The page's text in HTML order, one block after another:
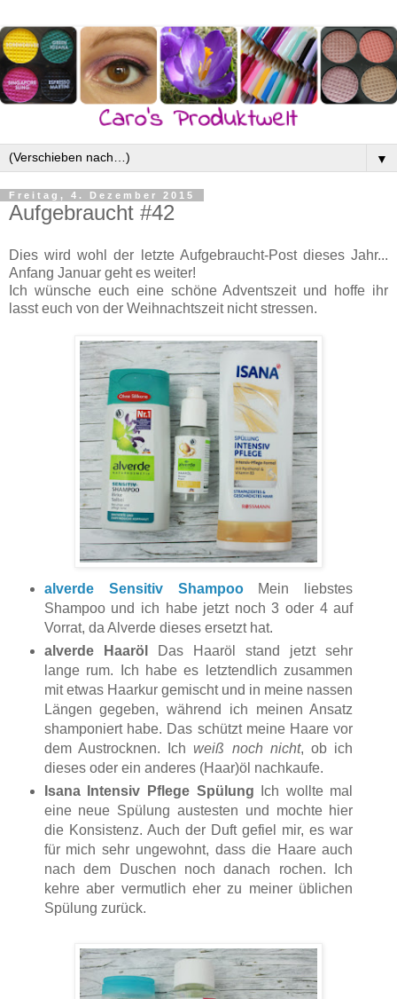
▼
Freitag, 4. Dezember 2015
Aufgebraucht #42
Dies wird wohl der letzte Aufgebraucht-Post dieses Jahr...
Anfang Januar geht es weiter!
Ich wünsche euch eine schöne Adventszeit und hoffe ihr
lasst euch von der Weihnachtszeit nicht stressen.
alverde Sensitiv ShampooMein liebstes
Shampoo und ich habe jetzt noch 3 oder 4 auf
Vorrat, da Alverde dieses ersetzt hat.
alverde Haaröl
Das Haaröl stand jetzt sehr
lange rum. Ich habe es letztendlich zusammen
mit etwas Haarkur gemischt und in meine nassen
Längen gegeben, während ich meinen Ansatz
shamponiert habe. Das schützt meine Haare vor
dem Austrocknen. Ichweiß noch nicht, ob ich
dieses oder ein anderes (Haar)öl nachkaufe.
Isana Intensiv Pflege Spülung Ich wollte mal
eine neue Spülung austesten und mochte hier
die Konsistenz. Auch der Duft gefiel mir, es war
für mich sehr ungewohnt, dass die Haare auch
nach dem Duschen noch danach rochen. Ich
kehre aber vermutlich eher zu meiner üblichen
Spülung zurück.